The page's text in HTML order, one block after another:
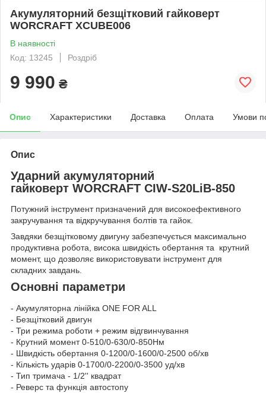
Акумуляторний безщітковий гайковерт
WORCRAFT XCUBE006
В наявності
Код: 13245
Роздріб
9 990 ₴
Опис Характеристики Доставка Оплата Умови
Опис
Ударний акумуляторний
гайковерт WORCRAFT CIW-S20LiB-850
Потужний інструмент призначений для високоефективного
закручування та відкручування болтів та гайок.
Завдяки безщітковому двигуну забезпечується максимально
продуктивна робота, висока швидкість обертання та крутний
момент, що дозволяє використовувати інструмент для
складних завдань.
Основні параметри
- Акумуляторна лінійка ONE FOR ALL
- Безщітковий двигун
- Три режима роботи + режим відгвинчування
- Крутний момент 0-510/0-630/0-850Нм
- Швидкість обертання 0-1200/0-1600/0-2500 об/хв
- Кількість ударів 0-1700/0-2200/0-3500 уд/хв
- Тип тримача - 1/2'' квадрат
- Реверс та функція автостопу